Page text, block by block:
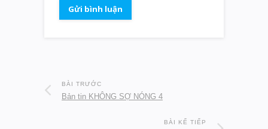
BÀI TRƯỚC
Bản tin KHÔNG SỢ NÓNG 4
BÀI KẾ TIẾP